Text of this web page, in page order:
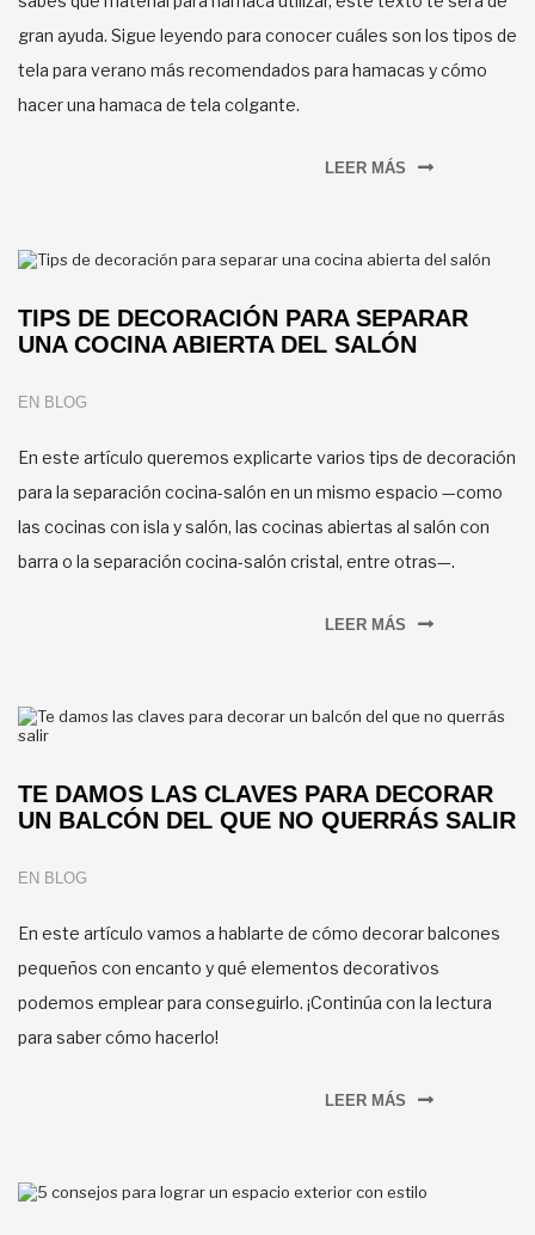
gran ayuda. Sigue leyendo para conocer cuáles son los tipos de
tela para verano más recomendados para hamacas y cómo
hacer una hamaca de tela colgante.
LEER MÁS
TIPS DE DECORACIÓN PARA SEPARAR
UNA COCINA ABIERTA DEL SALÓN
EN BLOG
En este artículo queremos explicarte varios tips de decoración
para la separación cocina-salón en un mismo espacio —como
las cocinas con isla y salón, las cocinas abiertas al salón con
barra o la separación cocina-salón cristal, entre otras—.
LEER MÁS
TE DAMOS LAS CLAVES PARA DECORAR
UN BALCÓN DEL QUE NO QUERRÁS SALIR
EN BLOG
En este artículo vamos a hablarte de cómo decorar balcones
pequeños con encanto y qué elementos decorativos
podemos emplear para conseguirlo. ¡Continúa con la lectura
para saber cómo hacerlo!
LEER MÁS